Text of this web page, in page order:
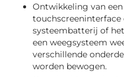
Ontwikkeling van
touchscreeninterface
systeembatterij of
een weegsysteem
verschillende
worden bewogen.